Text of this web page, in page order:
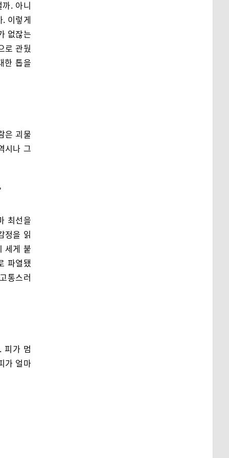
. 아니
이렇게
없잖는
로 관뒀
한 톱을
은 괴물
시나 그
최선을
정을 읽
세게 붙
파열됐
통스러
피가 멈
가 얼마